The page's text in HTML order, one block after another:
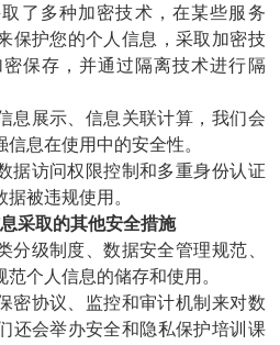
了多种加密技术，在某些服务
保护您的个人信息，采取加密技
保存，并通过隔离技术进行隔
息展示、信息关联计算，我们会
息在使用中的安全性。
据访问权限控制和多重身份认证
被违规使用。
采取的其他安全措施
分级制度、数据安全管理规范、
个人信息的储存和使用。
密协议、监控和审计机制来对数
还会举办安全和隐私保护培训课